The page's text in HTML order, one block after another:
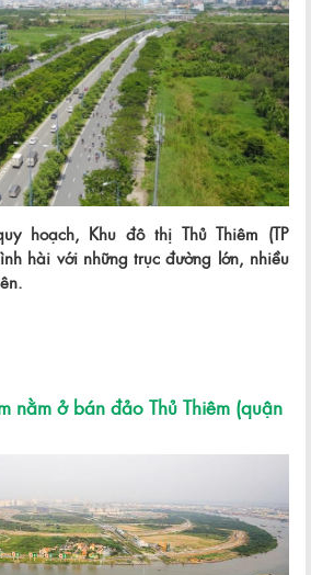
hoạch, Khu đô thị Thủ Thiêm (TP
hài với những trục đường lớn, nhiều
nằm ở bán đảo Thủ Thiêm (quận